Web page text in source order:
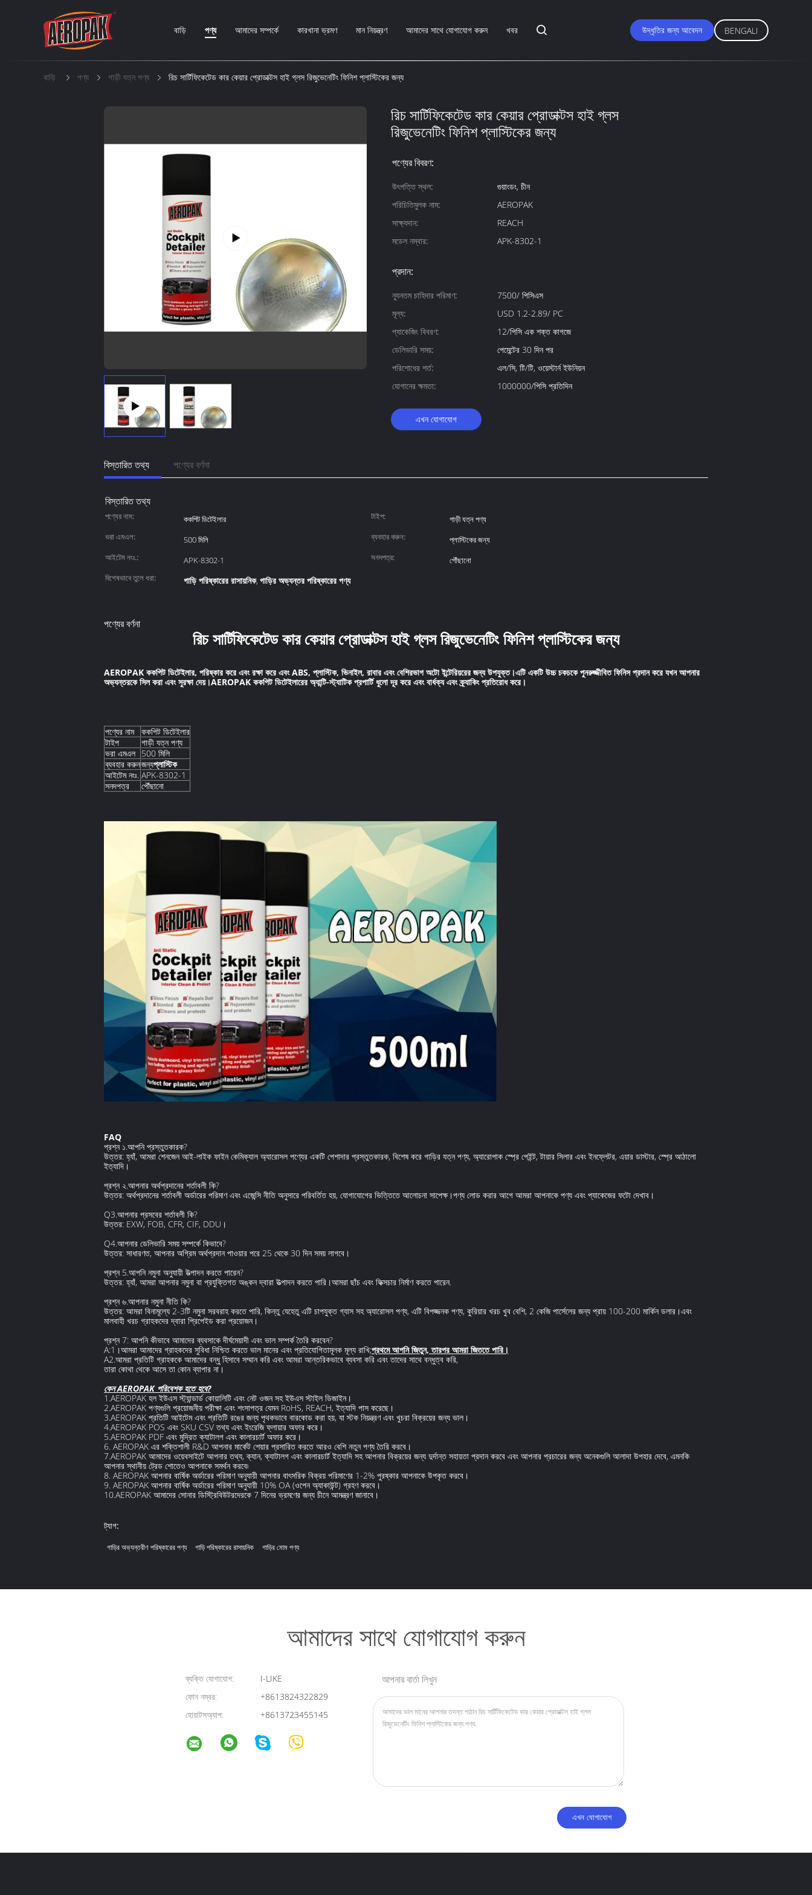
বাড়ি পণ্য আমাদের সম্পর্কে কারখানা ভ্রমণ মান নিয়ন্ত্রণ আমাদের সাথে যোগাযোগ করুন খবর উদ্ধৃতির জন্য আবেদন BENGALI
বাড়ি পণ্য গাড়ী যত্ন পণ্য রিচ সার্টিফিকেটেড কার কেয়ার প্রোডাক্টস হাই গ্লস রিজুভেনেটিং ফিনিশ প্লাস্টিকের জন্য
রিচ সার্টিফিকেটেড কার কেয়ার প্রোডাক্টস হাই গ্লস
রিজুভেনেটিং ফিনিশ প্লাস্টিকের জন্য
পণ্যের বিবরণ:
উৎপত্তি স্থল:
গুয়াংডং, চীন
পরিচিতিমুলক নাম:
AEROPAK
সাক্ষ্যদান:
REACH
মডেল নম্বার:
APK-8302-1
প্রদান:
ন্যূনতম চাহিদার পরিমাণ:
7500/ পিসিএস
মূল্য:
USD 1.2-2.89/ PC
প্যাকেজিং বিবরণ:
12/পিসি এক শক্ত কাগজে
ডেলিভারি সময়:
পেমেন্টের 30 দিন পর
পরিশোধের শর্ত:
এল/সি, টি/টি, ওয়েস্টার্ন ইউনিয়ন
যোগানের ক্ষমতা:
1000000/পিসি প্রতিদিন
এখন যোগাযোগ
বিস্তারিত তথ্য পণ্যের বর্ণনা
বিস্তারিত তথ্য
পণ্যের নাম: ককপিট ডিটেইলার টাইপ:
গাড়ী যত্ন পণ্য
ভরা এমএল:
500 মিলি ব্যবহার করুন:
প্লাস্টিকের জন্য
আইটেম নংঃ.:
APK-8302-1 সনদপত্র:
পৌঁছানো
বিশেষভাবে তুলে ধরা:
গাড়ি পরিষ্কারের রাসায়নিক, গাড়ির অভ্যন্তর পরিষ্কারের পণ্য
পণ্যের বর্ণনা
রিচ সার্টিফিকেটেড কার কেয়ার প্রোডাক্টস হাই গ্লস রিজুভেনেটিং ফিনিশ প্লাস্টিকের জন্য
AEROPAK ককপিট ডিটেইলার, পরিষ্কার করে এবং রক্ষা করে এবং ABS, প্লাস্টিক, ভিনাইল, রাবার এবং বেশিরভাগ অটো ইন্টেরিয়রের জন্য উপযুক্ত।এটি একটি উচ্চ চকচকে পুনরুজ্জীবিত ফিনিস প্রদান করে যখন আপনার
অভ্যন্তরকে সিল করা এবং সুরক্ষা দেয়।AEROPAK ককপিট ডিটেইলারের অ্যান্টি-স্ট্যাটিক প্রপার্টি ধুলো দূর করে এবং বার্ধক্য এবং ক্র্যাকিং প্রতিরোধ করে।
পণ্যের নাম
ককপিট ডিটেইলার
টাইপ
গাড়ী যত্ন পণ্য
ভরা এমএল 500 মিলি
ব্যবহার করুনজন্যপ্লাস্টিক
আইটেম নংঃ. APK-8302-1
সনদপত্র
পৌঁছানো
FAQ
প্রশ্ন ১.আপনি প্রস্তুতকারক?
উত্তর: হ্যাঁ, আমরা শেনজেন আই-লাইক ফাইন কেমিক্যাল অ্যারোসল পণ্যের একটি পেশাদার প্রস্তুতকারক, বিশেষ করে গাড়ির যত্ন পণ্য, অ্যারোপাক স্প্রে পেইন্ট, টায়ার সিলার এবং ইনফ্লেটর, এয়ার ডাস্টার, স্প্রে আঠালো
ইত্যাদি।
প্রশ্ন ২.আপনার অর্থপ্রদানের শর্তাবলী কি?
উত্তর: অর্থপ্রদানের শর্তাবলী অর্ডারের পরিমাণ এবং এজেন্সি নীতি অনুসারে পরিবর্তিত হয়, যোগাযোগের ভিত্তিতে আলোচনা সাপেক্ষ।পণ্য লোড করার আগে আমরা আপনাকে পণ্য এবং প্যাকেজের ফটো দেখাব।
Q3.আপনার প্রসবের শর্তাবলী কি?
উত্তর: EXW, FOB, CFR, CIF, DDU।
Q4.আপনার ডেলিভারি সময় সম্পর্কে কিভাবে?
উত্তর: সাধারণত, আপনার অগ্রিম অর্থপ্রদান পাওয়ার পরে 25 থেকে 30 দিন সময় লাগবে।
প্রশ্ন 5.আপনি নমুনা অনুযায়ী উত্পাদন করতে পারেন?
উত্তর: হ্যাঁ, আমরা আপনার নমুনা বা প্রযুক্তিগত অঙ্কন দ্বারা উত্পাদন করতে পারি।আমরা ছাঁচ এবং ফিক্সচার নির্মাণ করতে পারেন.
প্রশ্ন ৬.আপনার নমুনা নীতি কি?
উত্তর: আমরা বিনামূল্যে 2-3টি নমুনা সরবরাহ করতে পারি, কিন্তু যেহেতু এটি চাপযুক্ত গ্যাস সহ অ্যারোসল পণ্য, এটি বিপজ্জনক পণ্য, কুরিয়ার খরচ খুব বেশি, 2 কেজি পার্সেলের জন্য প্রায় 100-200 মার্কিন ডলার।এবং
মালবাহী খরচ গ্রাহকদের দ্বারা প্রিপেইড করা প্রয়োজন।
প্রশ্ন 7: আপনি কীভাবে আমাদের ব্যবসাকে দীর্ঘমেয়াদী এবং ভাল সম্পর্ক তৈরি করবেন?
A:1।আমরা আমাদের গ্রাহকদের সুবিধা নিশ্চিত করতে ভাল মানের এবং প্রতিযোগিতামূলক মূল্য রাখি;প্রথমে আপনি জিতুন, তারপর আমরা জিততে পারি।
A2.আমরা প্রতিটি গ্রাহককে আমাদের বন্ধু হিসাবে সম্মান করি এবং আমরা আন্তরিকভাবে ব্যবসা করি এবং তাদের সাথে বন্ধুত্ব করি,
তারা কোথা থেকে আসে তা কোন ব্যাপার না।
কেন AEROPAK পরিবেশক হতে হবে?
1.AEROPAK হল ইউএস স্ট্যান্ডার্ড কোয়ালিটি এবং নেট ওজন সহ ইউএস স্টাইল ডিজাইন।
2.AEROPAK পণ্যগুলি প্রয়োজনীয় পরীক্ষা এবং শংসাপত্র যেমন RoHS, REACH, ইত্যাদি পাস করেছে।
3.AEROPAK প্রতিটি আইটেম এবং প্রতিটি রঙের জন্য পৃথকভাবে বারকোড করা হয়, যা স্টক নিয়ন্ত্রণ এবং খুচরা বিক্রয়ের জন্য ভাল।
4.AEROPAK POS এবং SKU CSV তথ্য এবং ইংরেজি ফ্লায়ার অফার করে।
5.AEROPAK PDF এবং মুদ্রিত ক্যাটালগ এবং কালারচার্ট অফার করে।
6. AEROPAK এর শক্তিশালী R&D আপনার মার্কেট শেয়ার প্রসারিত করতে আরও বেশি নতুন পণ্য তৈরি করবে।
7.AEROPAK আমাদের ওয়েবসাইটে আপনার তথ্য, ক্যান, ক্যাটালগ এবং কালারচার্ট ইত্যাদি সহ আপনার বিক্রয়ের জন্য দুর্দান্ত সহায়তা প্রদান করবে এবং আপনার প্রচারের জন্য অনেকগুলি আলাদা উপহার দেবে, এমনকি
আপনার স্থানীয় ট্রেড শোতেও আপনাকে সমর্থন করবে৷
8. AEROPAK আপনার বার্ষিক অর্ডারের পরিমাণ অনুযায়ী আপনার বাৎসরিক বিক্রয় পরিমাণের 1-2% পুরষ্কার আপনাকে উপকৃত করবে।
9. AEROPAK আপনার বার্ষিক অর্ডারের পরিমাণ অনুযায়ী 10% OA (ওপেন অ্যাকাউন্ট) গ্রহণ করবে।
10.AEROPAK আমাদের সোনার ডিস্ট্রিবিউটরদেরকে 7 দিনের ভ্রমণের জন্য চীনে আমন্ত্রণ জানাবে।
ট্যাগ:
গাড়ির অভ্যন্তরীণ পরিষ্কারের পণ্য গাড়ি পরিষ্কারের রাসায়নিক গাড়ির মোম পণ্য
আমাদের সাথে যোগাযোগ করুন
ব্যক্তি যোগাযোগ:
I-LIKE
ফোন নম্বর:
+8613824322829
হোয়াটসঅ্যাপ:
+8613723455145
আপনার বার্তা লিখুন